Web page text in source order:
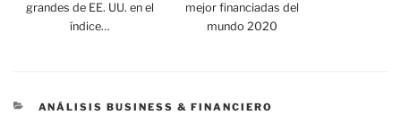
grandes de EE. UU. en el
índice…
mejor financiadas del
mundo 2020
CATEGORÍAS
ANÁLISIS BUSINESS & FINANCIERO